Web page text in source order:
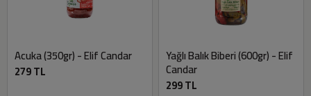
Acuka (350gr) - Elif Candar
279 TL
Yağlı Balık Biberi (600gr) - Elif
Candar
299 TL